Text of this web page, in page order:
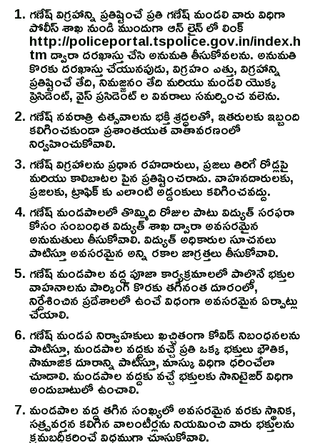
గణేష్ విగ్రహాన్ని ప్రతిష్టించే ప్రతి గణేష్ మండలి వారు విధిగా
పోలీస్ శాఖ నుండి ముందుగా ఆన్ లైన్ లో లింక్
http://policeportal.tspolice.gov.in/index.h
tm ద్వారా దరఖాస్తు చేసి అనుమతి తీసుకోవలను. అనుమతి
కొరకు దరఖాస్తు చేయునపుడు, విగ్రహం ఎత్తు, విగ్రహాన్ని
ప్రతిష్టించే తేది, నిమజ్జనం తేది మరియు మండలి యొక్క
ప్రెసిడెంట్, వైస్ ప్రసిడెంట్ ల వివరాలు సమర్పించ వలెను.
గణేష్ నవరాత్రి ఉత్సవాలను భక్తి శ్రద్ధలతో, ఇతరులకు ఇబ్బంది
కలిగించకుండా ప్రశాంతయుత వాతావరణంలో
నిర్వహించుకోవాలి.
గణేష్ విగ్రహాలను ప్రధాన రహదారులు, ప్రజలు తిరిగే రోడ్లపై
మరియు కాలిబాటల పైన ప్రతిష్టించరాదు. వాహనదారులకు,
ప్రజలకు, ట్రాఫిక్ కు ఎలాంటి అడ్డంకులు కలిగించవద్దు.
గణేష్ మండపాలలో తొమ్మిది రోజుల పాటు విద్యుత్ సరఫరా
కోసం సంబంధిత విద్యుత్ శాఖ ద్వారా అవసరమైన
అనుమతులు తీసుకోవాలి. విద్యుత్ అధికారుల సూచనలు
పాటిస్తూ అవసరమైన అన్ని రకాల జాగ్రత్తలు తీసుకోవాలి.
గణేష్ మండపాల వద్ద పూజా కార్యక్రమాలలో పాల్గొనే భక్తుల
వాహనాలను పార్కింగ్ కొరకు తగినంత దూరంలో,
నిర్దేశించిన ప్రదేశాలలో ఉంచే విధంగా అవసరమైన ఏర్పాట్లు
చేయాలి.
గణేష్ మండప నిర్వాహకులు ఖచ్చితంగా కోవిడ్ నిబంధనలను
పాటిస్తూ, మండపాల వద్దకు వచ్చే ప్రతి ఒక్క భక్తులు భౌతిక,
సామాజిక దూరాన్ని పాటిస్తూ, మాస్కు విధిగా ధరించేలా
చూడాలి. మండపాల వద్దకు వచ్చే భక్తులకు సానిటైజర్ విధిగా
అందుబాటులో ఉంచాలి.
మండపాల వద్ద తగిన సంఖ్యలో అవసరమైన వరకు స్థానిక,
సత్ప్రవర్తన కలిగిన వాలంటీర్లను నియమించి వారు భక్తులను
క్రమబద్ధీకరించే విధముగా చూసుకోవాలి.